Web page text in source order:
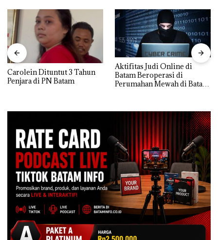
Carolein Dituntut 3 Tahun
Penjara di PN Batam
Aktifitas Judi Online di
Batam Beroperasi di
Perumahan Mewah di Batam